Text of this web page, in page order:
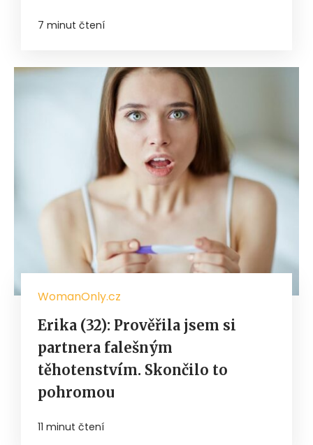
7 minut čtení
WomanOnly.cz
Erika (32): Prověřila jsem si
partnera falešným
těhotenstvím. Skončilo to
pohromou
11 minut čtení